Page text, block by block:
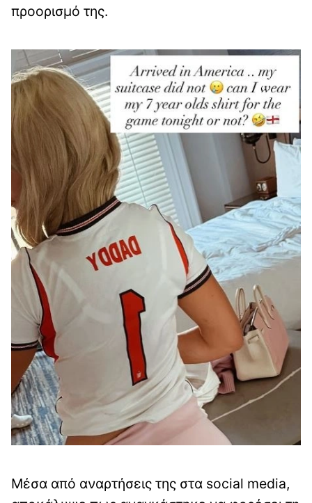
προορισμό της.
Μέσα από αναρτήσεις της στα social media,